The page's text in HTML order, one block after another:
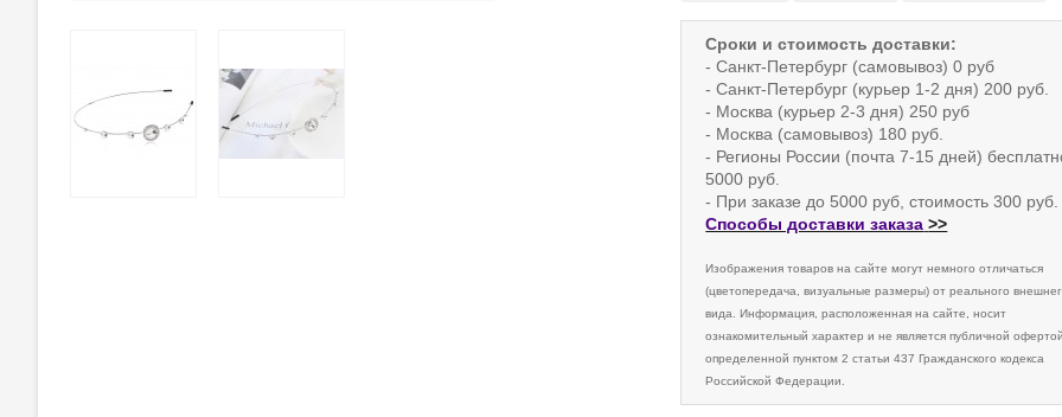
Сроки и стоимость доставки:
- Санкт-Петербург (самовывоз) 0 руб
- Санкт-Петербург (курьер 1-2 дня) 200 руб.
- Москва (курьер 2-3 дня) 250 руб
- Москва (самовывоз) 180 руб.
- Регионы России (почта 7-15 дней)
5000 руб.
- При заказе до 5000 руб, стоимость 300 руб.
Способы доставки заказа >>
Изображения товаров на сайте могут немного отличаться
(цветопередача, визуальные размеры) от реального
вида. Информация, расположенная на сайте, носит
ознакомительный характер и не является публичной офертой,
определенной пунктом 2 статьи 437 Гражданского кодекса
Российской Федерации.